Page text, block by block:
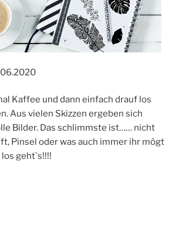
Kaffee und dann einfach drauf los
Aus vielen Skizzen ergeben sich
Bilder. Das schlimmste ist…… nicht
Pinsel oder was auch immer ihr mögt
geht`s!!!!